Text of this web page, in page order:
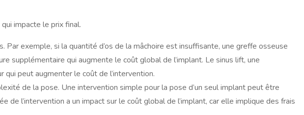
impacte le prix final.
exemple, si la quantité d’os de la mâchoire est insuffisante, une greffe osseuse
supplémentaire qui augmente le coût global de l’implant. Le sinus lift, une
qui peut augmenter le coût de l’intervention.
de la pose. Une intervention simple pour la pose d’un seul implant peut être
de l’intervention a un impact sur le coût global de l’implant, car elle implique des frais